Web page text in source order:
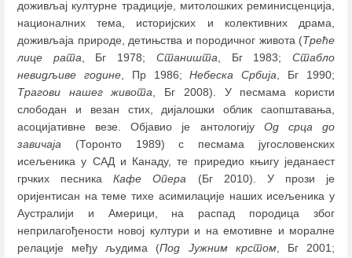
доживљај културне традиције, митолошких реминисценција,
националних тема, историјских и колективних драма,
доживљаја природе, детињства и породичног живота (Треће
лице
рата, Бг 1978; Станишта, Бг 1983;Стабло
невидљиве
године, Пр 1986;Небеска Србија, Бг 1990;
Трагови нашег живота, Бг 2008). У песмама користи
слободан и везан стих, дијалошки облик саопштавања,
асоцијативне везе. Објавио је антологију Од срца до
завичаја (Торонто 1989) с песмама југословенских
исељеника у САД и Канаду, те приредио књигу једанаест
грчких песникаКафе Опера (Бг 2010). У прози је
оријентисан на теме тихе асимилације наших исељеника у
Аустралији и Америци, на распад породица због
неприлагођености новој култури и на емотивне и моралне
релације међу људима (Под Јужним крстом, Бг 2001;